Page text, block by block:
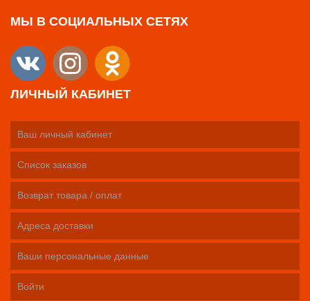
МЫ В СОЦИАЛЬНЫХ СЕТЯХ
ЛИЧНЫЙ КАБИНЕТ
Ваш личный кабинет
Список заказов
Возврат товара / оплат
Адреса доставки
Ваши персональные данные
Войти